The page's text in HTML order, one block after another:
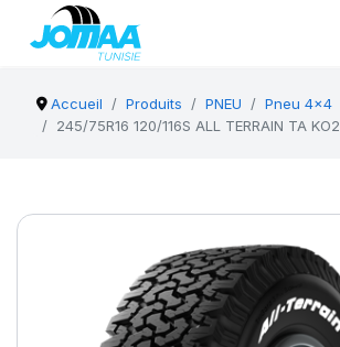
Accueil Produits PNEU
Pneu 4x4
245/75R16 120/116S ALL TERRAIN TA KO2